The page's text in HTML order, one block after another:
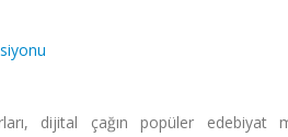
dijital çağın popüler edebiyat